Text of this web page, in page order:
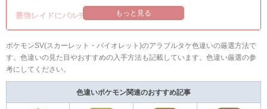
最強レイドにパルデアの強力なポケモンが登場！
もっと見る
ポケモンSV(スカーレット・バイオレット)のアラブルタケ色違いの厳選方法で
す。色違いの見た目やおすすめの入手方法も記載しています。色違い厳選の参
考にしてください。
色違いポケモン関連のおすすめ記事